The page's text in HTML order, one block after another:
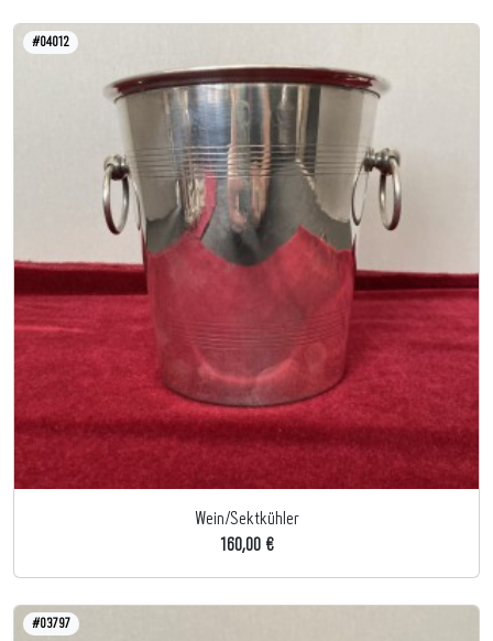
#04012
Wein/Sektkühler
160,00 €
#03797